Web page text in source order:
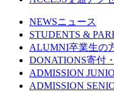
NEWSニュース
STUDENTS &
ALUMNI卒業生の
DONATIONS寄付
ADMISSION
ADMISSION